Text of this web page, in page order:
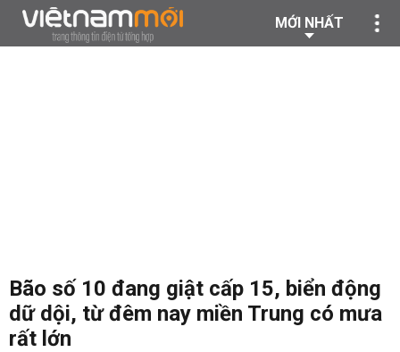
MỚI NHẤT
Bão số 10 đang giật cấp 15, biển động
dữ dội, từ đêm nay miền Trung có mưa
rất lớn